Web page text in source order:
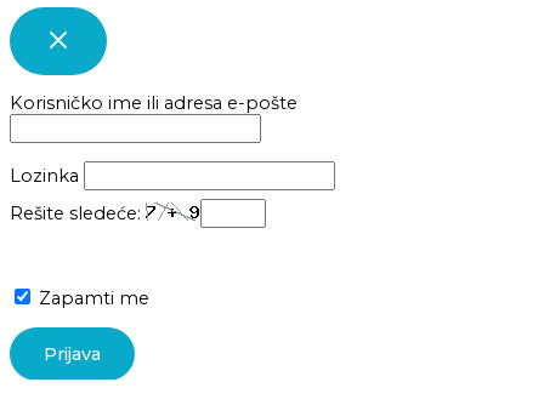
Korisničko ime ili adresa e-pošte
Lozinka
Rešite sledeće:
Zapamti me